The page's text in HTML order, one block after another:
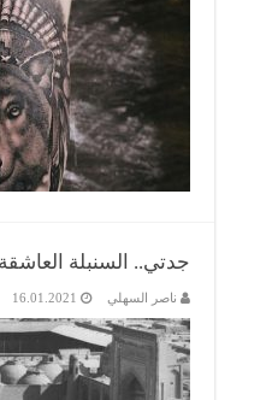
جدتي.. السنبلة
ناصر السهلي 16.01.2021